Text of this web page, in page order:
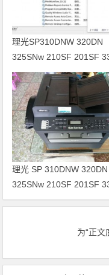
理光SP310DNW 320DN
325SNw 210SF 201SF
打印机驱动安装
理光 SP 310DNW 320DN
325SNw 210SF 201SF
打印机驱动安装
为“正文